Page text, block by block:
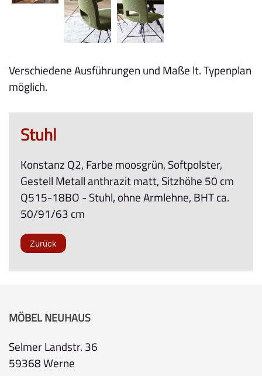
Verschiedene Ausführungen und Maße lt. Typenplan
möglich.
Stuhl
Konstanz Q2, Farbe moosgrün, Softpolster,
Gestell Metall anthrazit matt, Sitzhöhe 50 cm
Q515-18BO - Stuhl, ohne Armlehne, BHT ca.
50/91/63 cm
Zurück
MÖBEL NEUHAUS
Selmer Landstr. 36
59368 Werne